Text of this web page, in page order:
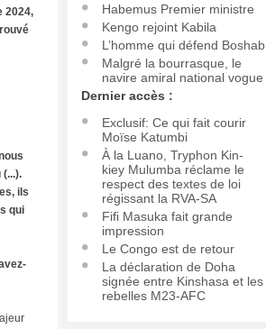
2024,
ils
qui
Habemus Premier ministre
Kengo rejoint Kabila
L’homme qui défend Boshab
Malgré la bourrasque, le
navire amiral national vogue
Dernier accès :
Exclusif: Ce qui fait courir
Moïse Katumbi
À la Luano, Tryphon Kin-
kiey Mulumba réclame le
respect des textes de loi
régissant la RVA-SA
Fifi Masuka fait grande
impression
Le Congo est de retour
La déclaration de Doha
signée entre Kinshasa et les
rebelles M23-AFC